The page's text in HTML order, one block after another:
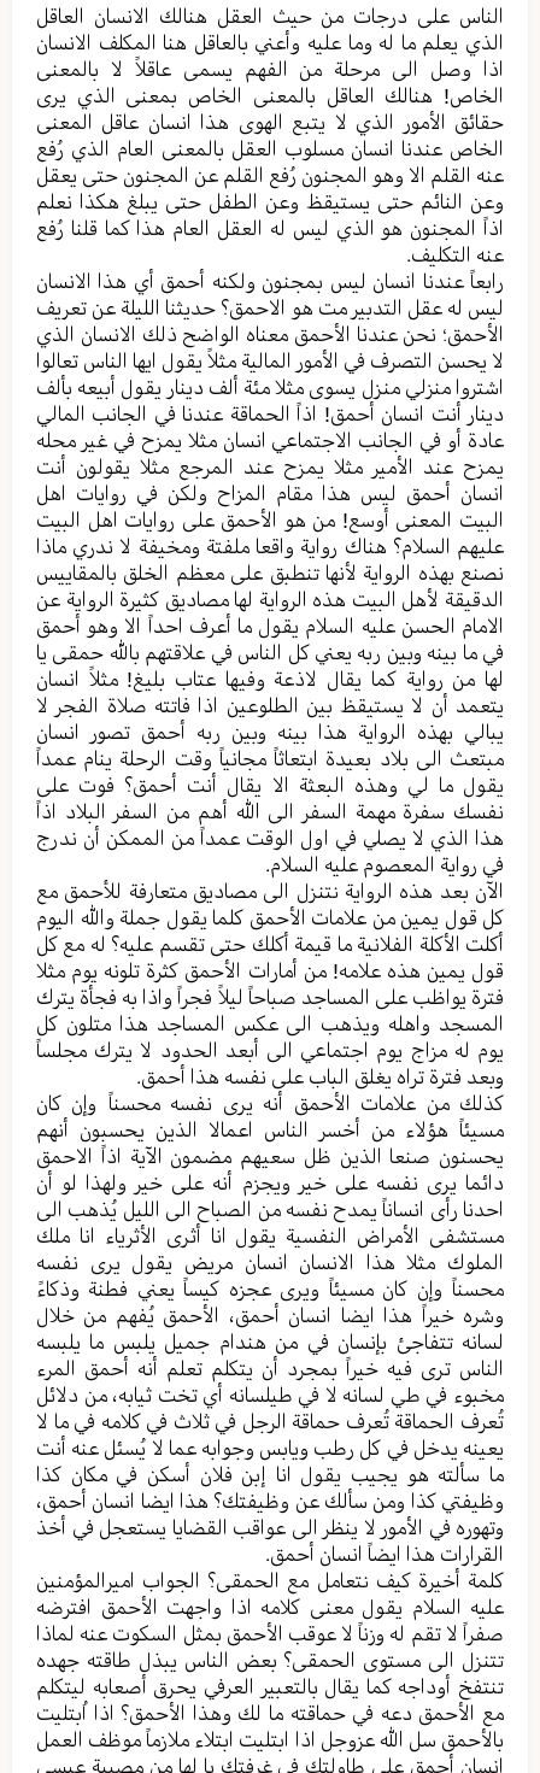
الناس علی درجات من حیث العقل هنالك الانسان العاقل
الذي یعلم ما له وما علیه وأعني بالعاقل هنا المکلف الانسان
اذا وصل الی مرحلة من الفهم یسمی عاقلاً لا بالمعنی
الخاص! هنالك العاقل بالمعنی الخاص بمعنی الذي یری
حقائق الأمور الذي لا یتبع الهوی هذا انسان عاقل المعنی
الخاص عندنا انسان مسلوب العقل بالمعنی العام الذي رُفع
عنه القلم الا وهو المجنون رُفع القلم عن المجنون حتی یعقل
وعن النائم حتی یستیقظ وعن الطفل حتی یبلغ هکذا نعلم
اذاً المجنون هو الذي لیس له العقل العام هذا کما قلنا رُفع
عنه التکلیف.
رابعاً عندنا انسان لیس بمجنون ولکنه أحمق أي هذا الانسان
لیس له عقل التدبیر مت هو الاحمق؟ حدیثنا اللیلة عن تعریف
الأحمق؛ نحن عندنا الأحمق معناه الواضح ذلك الانسان الذي
لا یحسن التصرف في الأمور المالیة مثلاً یقول ایها الناس تعالوا
اشتروا منزلي منزل یسوی مثلا مئة ألف دینار یقول أبيعه بألف
دینار أنت انسان أحمق! اذاً الحماقة عندنا في الجانب المالي
عادة أو في الجانب الاجتماعي انسان مثلا یمزح في غیر محله
یمزح عند الأمير مثلا یمزح عند المرجع مثلا یقولون أنت
انسان أحمق لیس هذا مقام المزاح ولکن في روایات اهل
البیت المعنی أوسع! من هو الأحمق علی روایات اهل البیت
علیهم السلام؟ هناك روایة واقعا ملفتة ومخیفة لا ندري ماذا
نصنع بهذه الروایة لأنها تنطبق علی معظم الخلق بالمقاییس
الدقیقة لأهل البیت هذه الروایة لها مصادیق کثیرة الروایة عن
الامام الحسن علیه السلام یقول ما أعرف احداً الا وهو أحمق
في ما بینه وبین ربه یعني کل الناس في علاقتهم بالله حمقی یا
لها من روایة کما یقال لاذعة وفیها عتاب بلیغ! مثلاً انسان
یتعمد أن لا یستیقظ بین الطلوعین اذا فاتته صلاة الفجر لا
یبالي بهذه الروایة هذا بینه وبین ربه أحمق تصور انسان
مبتعث الی بلاد بعیدة ابتعاثاً مجانیاً وقت الرحلة ینام عمداً
یقول ما لي وهذه البعثة الا یقال أنت أحمق؟ فوت علی
نفسك سفرة مهمة السفر الی الله أهم من السفر البلاد اذاً
هذا الذي لا يصلي في اول الوقت عمداً من الممکن أن ندرج
في روایة المعصوم علیه السلام.
الآن بعد هذه الروایة نتنزل الی مصادیق متعارفة للأحمق مع
کل قول یمین من علامات الأحمق کلما یقول جملة والله الیوم
أكلت الأکلة الفلانیة ما قیمة أكلك حتی تقسم علیه؟ له مع کل
قول یمین هذه علامه! من أمارات الأحمق کثرة تلونه یوم مثلا
فترة یواظب علی المساجد صباحاً لیلاً فجراً واذا به فجأة يترك
المسجد واهله ویذهب الی عکس المساجد هذا متلون کل
یوم له مزاج یوم اجتماعي الى أبعد الحدود لا یترك مجلساً
وبعد فترة تراه یغلق الباب علی نفسه هذا أحمق.
کذلك من علامات الأحمق أنه یری نفسه محسناً وإن کان
مسیئاً هؤلاء من أخسر الناس اعمالا الذین یحسبون أنهم
یحسنون صنعا الذین ظل سعیهم مضمون الآیة اذاً الاحمق
دائما یری نفسه علی خیر ویجزم أنه علی خیر ولهذا لو أن
احدنا رأى انساناً یمدح نفسه من الصباح الی اللیل یُذهب الی
مستشفی الأمراض النفسیة یقول انا أثری الأثریاء انا ملك
الملوك مثلا هذا الانسان انسان مریض یقول یری نفسه
محسناً وإن کان مسیئاً ویری عجزه کیساً یعني فطنة وذکاءً
وشره خیراً هذا ایضا انسان أحمق، الأحمق یُفهم من خلال
لسانه تتفاجئ بإنسان في من هندام جمیل یلبس ما یلبسه
الناس تری فیه خیراً بمجرد أن یتکلم تعلم أنه أحمق المرء
مخبوء في طي لسانه لا في طيلسانه أي تخت ثیابه، من دلائل
تُعرف الحماقة تُعرف حماقة الرجل في ثلاث في کلامه في ما لا
یعینه یدخل في کل رطب ویابس وجوابه عما لا یُسئل عنه أنت
ما سألته هو یجیب یقول انا إبن فلان أسكن في مکان کذا
وظیفتي کذا ومن سألك عن وظیفتك؟ هذا ایضا انسان أحمق،
وتهوره في الأمور لا ینظر الی عواقب القضایا یستعجل في أخذ
القرارات هذا ایضاً انسان أحمق.
کلمة أخيرة کیف نتعامل مع الحمقی؟ الجواب امیرالمؤمنین
علیه السلام یقول معنی کلامه اذا واجهت الأحمق افترضه
صفراً لا تقم له وزناً لا عوقب الأحمق بمثل السکوت عنه لماذا
تتنزل الی مستوی الحمقی؟ بعض الناس یبذل طاقته جهده
تنتفخ أوداجه کما یقال بالتعبیر العرفي یحرق أصعابه لیتکلم
مع الأحمق دعه في حماقته ما لك وهذا الأحمق؟ اذا اُبتلیت
بالأحمق سل الله عزوجل اذا ابتلیت ابتلاء ملازماً موظف العمل
انسان أحمق علی طاولتك في غرفتك یا لها من مصیبة عیسی